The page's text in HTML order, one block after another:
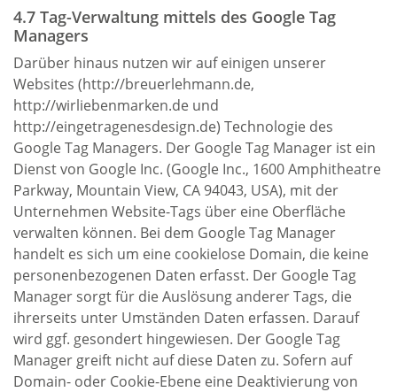
4.7 Tag-Verwaltung mittels des Google Tag
Managers
Darüber hinaus nutzen wir auf einigen unserer
Websites (http://breuerlehmann.de,
http://wirliebenmarken.de und
http://eingetragenesdesign.de) Technologie des
Google Tag Managers. Der Google Tag Manager ist ein
Dienst von Google Inc. (Google Inc., 1600 Amphitheatre
Parkway, Mountain View, CA 94043, USA), mit der
Unternehmen Website-Tags über eine Oberfläche
verwalten können. Bei dem Google Tag Manager
handelt es sich um eine cookielose Domain, die keine
personenbezogenen Daten erfasst. Der Google Tag
Manager sorgt für die Auslösung anderer Tags, die
ihrerseits unter Umständen Daten erfassen. Darauf
wird ggf. gesondert hingewiesen. Der Google Tag
Manager greift nicht auf diese Daten zu. Sofern auf
Domain- oder Cookie-Ebene eine Deaktivierung von